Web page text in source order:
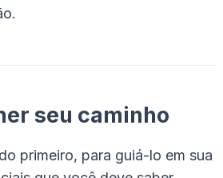
seu caminho
primeiro, para guiá-lo em sua